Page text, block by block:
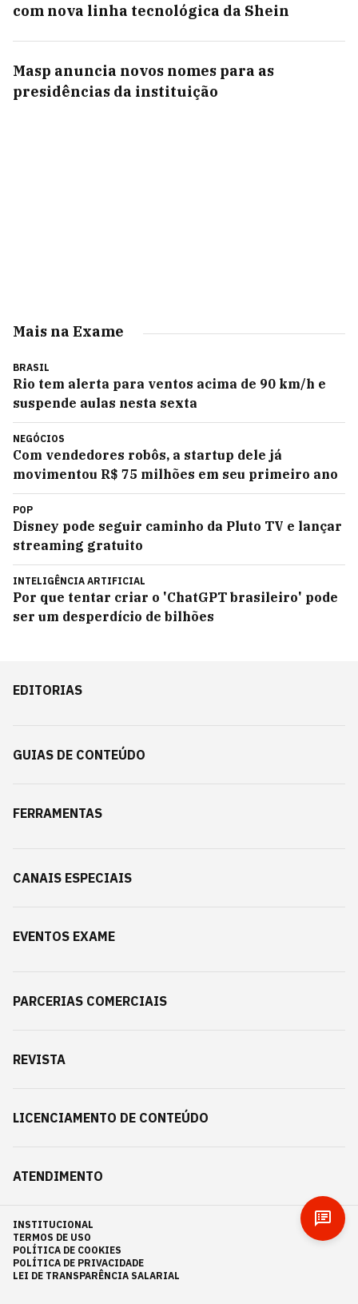
com nova linha tecnológica da Shein
Masp anuncia novos nomes para as
presidências da instituição
Mais na Exame
BRASIL
Rio tem alerta para ventos acima de 90 km/h e
suspende aulas nesta sexta
NEGÓCIOS
Com vendedores robôs, a startup dele já
movimentou R$ 75 milhões em seu primeiro ano
POP
Disney pode seguir caminho da Pluto TV e lançar
streaming gratuito
INTELIGÊNCIA ARTIFICIAL
Por que tentar criar o 'ChatGPT brasileiro' pode
ser um desperdício de bilhões
EDITORIAS
GUIAS DE CONTEÚDO
FERRAMENTAS
CANAIS ESPECIAIS
EVENTOS EXAME
PARCERIAS COMERCIAIS
REVISTA
LICENCIAMENTO DE CONTEÚDO
ATENDIMENTO
INSTITUCIONAL
TERMOS DE USO
POLÍTICA DE COOKIES
POLÍTICA DE PRIVACIDADE
LEI DE TRANSPARÊNCIA SALARIAL